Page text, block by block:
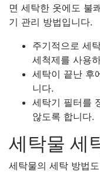
면 세탁한 옷에도 불
기 관리 방법입니다.
주기적으로 세
세척제를 사용
세탁이 끝난 후
니다.
세탁기 필터를
않도록 합니다.
세탁물 세
세탁물의 세탁 방법